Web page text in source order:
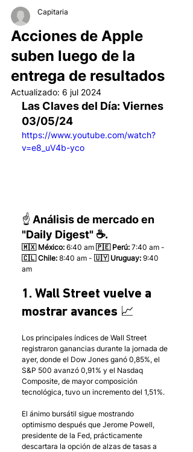
Acciones de Apple
suben luego de la
entrega de resultados
Capitaria
Actualizado: 6 jul 2024
Las Claves del Día: Viernes
03/05/24
https://www.youtube.com/watch?
v=e8_uV4b-yco
☝️ Análisis de mercado en
"Daily Digest" ☕.
🇲🇽 México: 6:40 am 🇵🇪 Perú: 7:40 am -
🇨🇱 Chile: 8:40 am - 🇺🇾 Uruguay: 9:40
am
1. Wall Street vuelve a
mostrar avances 📈
Los principales índices de Wall Street
registraron ganancias durante la jornada de
ayer, donde el Dow Jones ganó 0,85%, el
S&P 500 avanzó 0,91% y el Nasdaq
Composite, de mayor composición
tecnológica, tuvo un incremento del 1,51%.
El ánimo bursátil sigue mostrando
optimismo después que Jerome Powell,
presidente de la Fed, prácticamente
descartara la opción de alzas de tasas a